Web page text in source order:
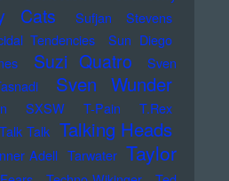
Cats
Sufjan Stevens
Tendencies
Sun Diego
Suzi Quatro
Sven
Sven Wunder
SXSW T-Pain
T.Rex
Talk Talk Talking Heads
Adell Tarwater Taylor